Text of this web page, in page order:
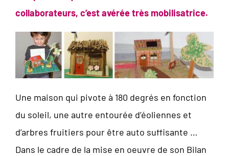
collaborateurs, c’est avérée très mobilisatrice.
Une maison qui pivote à 180 degrés en fonction
du soleil, une autre entourée d’éoliennes et
d’arbres fruitiers pour être auto suffisante …
Dans le cadre de la mise en oeuvre de son Bilan